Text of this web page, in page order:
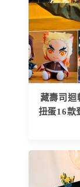
藏壽司迴
扭蛋16款